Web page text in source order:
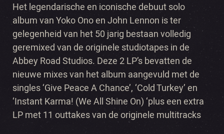
Het legendarische en iconische debuut solo
album van Yoko Ono en John Lennon is ter
gelegenheid van het 50 jarig bestaan volledig
geremixed van de originele studiotapes in de
Abbey Road Studios. Deze 2 LP’s bevatten de
nieuwe mixes van het album aangevuld met de
singles ‘Give Peace A Chance’, ‘Cold Turkey’ en
‘Instant Karma! (We All Shine On) ‘plus een extra
LP met 11 outtakes van de originele multitracks